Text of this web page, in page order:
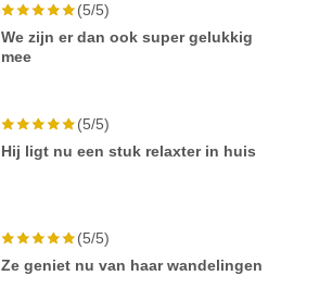
(5/5)
We zijn er dan ook super gelukkig
mee
(5/5)
Hij ligt nu een stuk relaxter in huis
(5/5)
Ze geniet nu van haar wandelingen